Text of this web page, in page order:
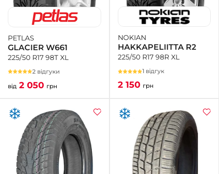
+38 (077) 7-184-184
- Донецьке шосе
+38 (050)-911-911-2
- Щепкіна
+38 (099)-643-33-77
- Тополь
+38 (068)-923-74-19
- Калинова
PETLAS
GLACIER W661
225/50 R17 98T XL
2 відгуки
від 2 050 грн
NOKIAN
HAKKAPELIITTA R2
225/50 R17 98R XL
1 відгук
2 150 грн